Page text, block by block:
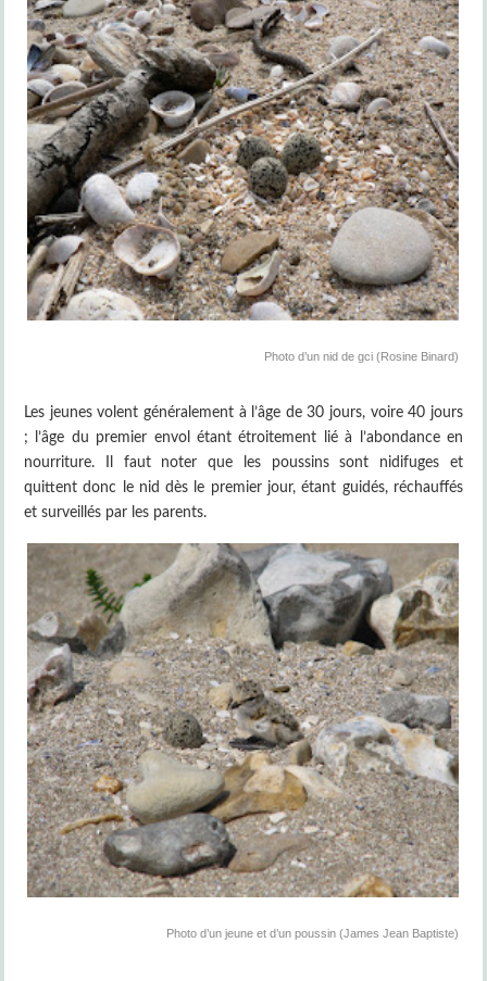
Photo d’un nid de gci (Rosine Binard)
Les jeunes volent généralement à l’âge de 30 jours, voire 40 jours
; l’âge du premier envol étant étroitement lié à l’abondance en
nourriture. Il faut noter que les poussins sont nidifuges et
quittent donc le nid dès le premier jour, étant guidés, réchauffés
et surveillés par les parents.
Photo d’un jeune et d’un poussin (James Jean Baptiste)